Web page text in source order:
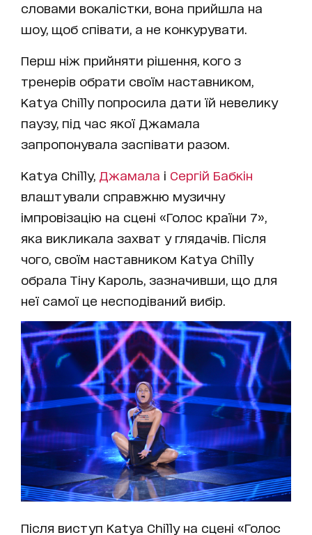
словами вокалістки, вона прийшла на
шоу, щоб співати, а не конкурувати.
Перш ніж прийняти рішення, кого з
тренерів обрати своїм наставником,
Katya Chillyпопросила дати їй невелику
паузу, під час якої Джамала
запропонувала заспівати разом.
Katya Chilly, Джамала і Сергій Бабкін
влаштували справжню музичну
імпровізацію на сцені «Голос країни 7»,
яка викликала захват у глядачів. Після
чого, своїм наставником Katya Chilly
обрала Тіну Кароль, зазначивши, що для
неї самої це несподіваний вибір.
Після виступ Katya Chilly на сцені «Голос